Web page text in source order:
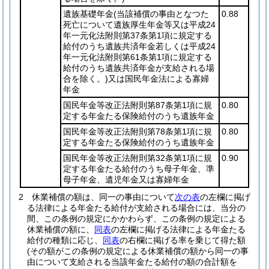
遺族基礎年金(当該補償の事由となつた
死亡について遺族厚生年金等又は平成24
年一元化法附則第37条第1項に規定する
給付のうち遺族共済年金若しくは平成24
年一元化法附則第61条第1項に規定する
給付のうち遺族共済年金が支給される場
合を除く。)又は国民年金法による寡婦
年金
0.88
国民年金等改正法附則第87条第1項に規
定する年金たる保険給付のうち遺族年金
0.80
国民年金等改正法附則第78条第1項に規
定する年金たる保険給付のうち遺族年金
0.80
国民年金等改正法附則第32条第1項に規
定する年金たる給付のうち母子年金、準
母子年金、遺児年金又は寡婦年金
0.90
2 休業補償の額は、同一の事由について次の表の左欄に掲げ
る法律による年金たる給付が支給される場合には、当分の
間、この条例の規定にかかわらず、この条例の規定による
休業補償の額に、 同表の左欄に掲げる法律による年金たる
給付の種類に応じ、 同表の右欄に掲げる率を乗じて得た額
(その額がこの条例の規定による休業補償の額から同一の事
由について支給される当該年金たる給付の額の合計額を